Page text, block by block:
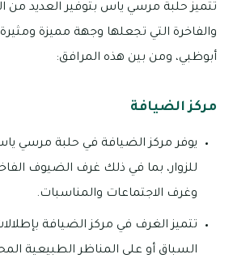
تتميز حلبة مرسي ياس بتوفير العديد من
والفاخرة التي تجعلها وجهة مميزة
أبوظبي، ومن بين هذه المرافق:
مركز الضيافة
يوفر مركز الضيافة في حلبة مرسي
للزوار، بما في ذلك غرف الضيوف
وغرف الاجتماعات والمناسبات.
تتميز الغرف في مركز الضيافة
السباق أو على المناظر الطبيعية